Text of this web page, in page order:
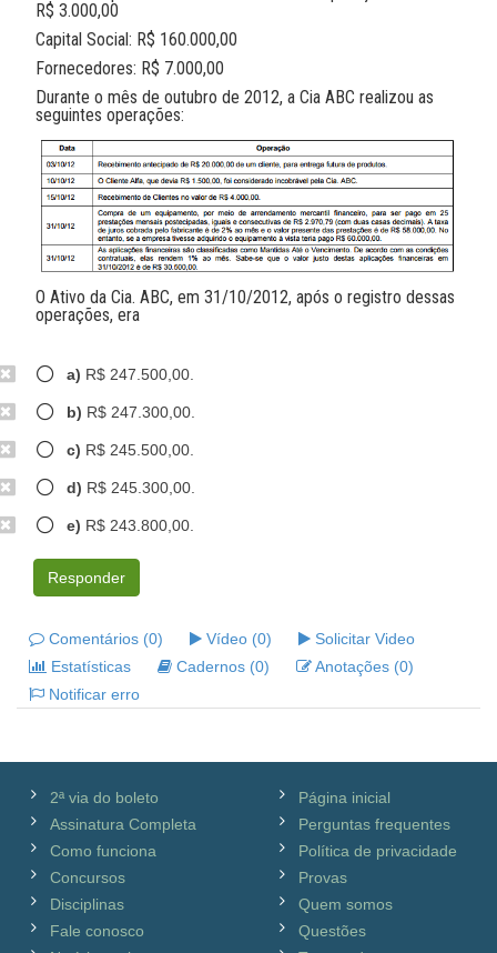
R$ 3.000,00
Capital Social: R$ 160.000,00
Fornecedores: R$ 7.000,00
Durante o mês de outubro de 2012, a Cia ABC realizou as
seguintes operações:
O Ativo da Cia. ABC, em 31/10/2012, após o registro dessas
operações, era
a) R$ 247.500,00.
b) R$ 247.300,00.
c) R$ 245.500,00.
d) R$ 245.300,00.
e) R$ 243.800,00.
Responder
Comentários (0) Vídeo (0)
Solicitar Video
Estatísticas
Cadernos (0)
Anotações (0)
Notificar erro
2ª via do boleto
Assinatura Completa
Como funciona
Concursos
Disciplinas
Fale conosco
Página inicial
Perguntas frequentes
Política de privacidade
Provas
Quem somos
Questões